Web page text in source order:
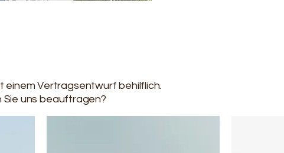
einem Vertragsentwurf behilflich.
uns beauftragen?